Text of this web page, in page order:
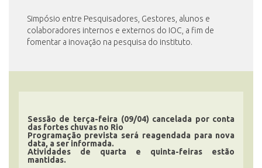
INSCRIÇÃO E SELEÇÃO
Simpósio entre Pesquisadores, Gestores, alunos e
colaboradores internos e externos do IOC, a fim de
fomentar a inovação na pesquisa do instituto.
Sessão de terça-feira (09/04) cancelada por conta
das fortes chuvas no Rio
Programação prevista será reagendada para nova
data, a ser informada.
Atividades de quarta e quinta-feiras estão
mantidas.